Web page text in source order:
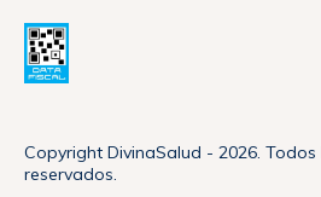
Copyright DivinaSalud - 2026.
reservados.